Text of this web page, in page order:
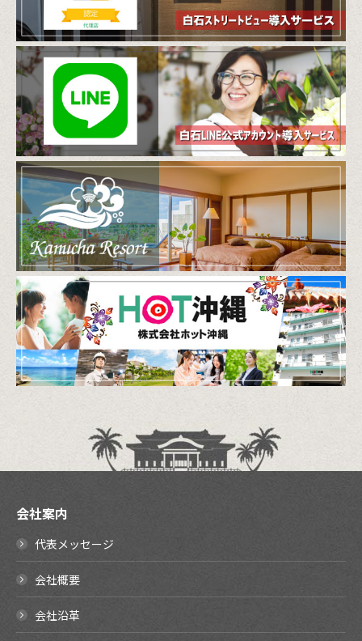
会社案内
代表メッセージ
会社概要
会社沿革